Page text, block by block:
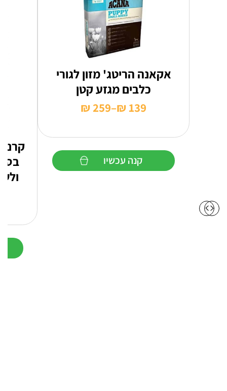
אקאנה הריטג' מזון לגורי
כלבים מגזע קטן
₪ 139
–
₪259
טווח
עד
⁦₪ 259⁩
קנה עכשיו